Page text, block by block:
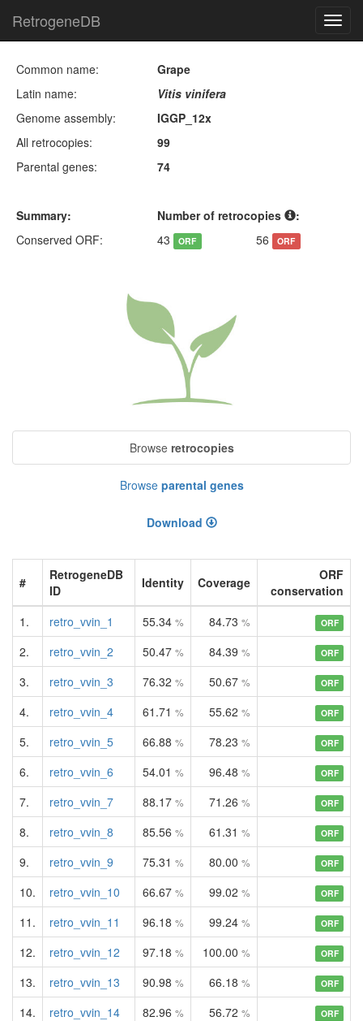
RetrogeneDB
Common name:
Grape
Latin name:
Vitis vinifera
Genome assembly:
IGGP_12x
All retrocopies:
99
Parental genes:
74
Summary: Number of retrocopies
:
Conserved ORF:
43 ORF 56 ORF
Browse retrocopies
Browse parental genes
Download
#
RetrogeneDB
ID
Identity Coverage
ORF
conservation
1.
retro_vvin_1 55.34 % 84.73 % ORF
2. retro_vvin_2 50.47 % 84.39 % ORF
3. retro_vvin_3 76.32 % 50.67 % ORF
4. retro_vvin_4 61.71 % 55.62 % ORF
5. retro_vvin_5 66.88 % 78.23 % ORF
6. retro_vvin_6 54.01 % 96.48 % ORF
7. retro_vvin_7 88.17 % 71.26 % ORF
8. retro_vvin_8 85.56 % 61.31 % ORF
9. retro_vvin_9 75.31 % 80.00 % ORF
10. retro_vvin_10 66.67 % 99.02 % ORF
11. retro_vvin_11 96.18 % 99.24 % ORF
12. retro_vvin_12 97.18 % 100.00 % ORF
13. retro_vvin_13 90.98 % 66.18 % ORF
14. retro_vvin_14 82.96 % 56.72 % ORF